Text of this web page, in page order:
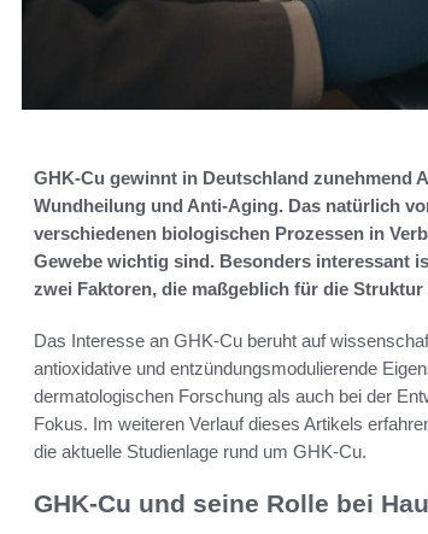
GHK-Cu gewinnt in Deutschland zunehmend
Wundheilung und Anti-Aging. Das natürlich
verschiedenen biologischen Prozessen in
Gewebe wichtig sind. Besonders interessant
zwei Faktoren, die maßgeblich für die
Das Interesse an GHK-Cu beruht auf
antioxidative und entzündungsmodulierende
dermatologischen Forschung als auch bei der
Fokus. Im weiteren Verlauf dieses Artikels
die aktuelle Studienlage rund um GHK-Cu.
GHK-Cu und seine Rolle bei